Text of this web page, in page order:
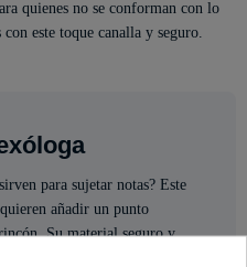
quienes no se conforman con lo
este toque canalla y seguro.
para sujetar notas? Este
añadir un punto
Su material seguro y